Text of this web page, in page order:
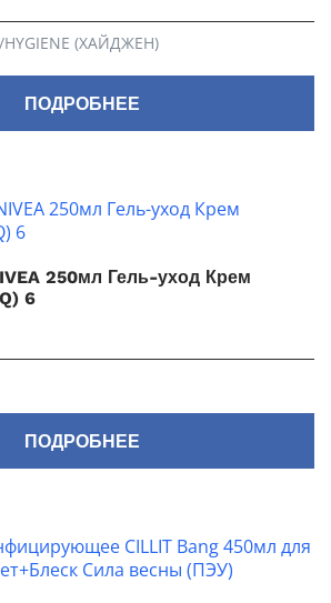
HYGIENE (ХАЙДЖЕН)
ПОДРОБНЕЕ
250мл Гель-уход Крем
6
ПОДРОБНЕЕ